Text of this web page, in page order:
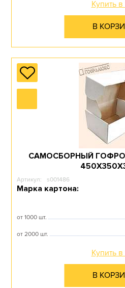
Купить в
В
САМОСБОРНЫЙ
Артикул: s001486
Марка картона:
от 1000 шт.
от 2000 шт.
Купить в
В